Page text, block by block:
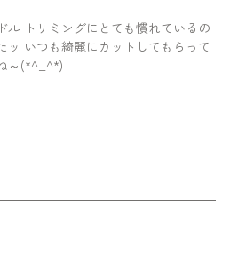
トリミングにとても慣れているの
ッ いつも綺麗にカットしてもらって
～(*^_^*)